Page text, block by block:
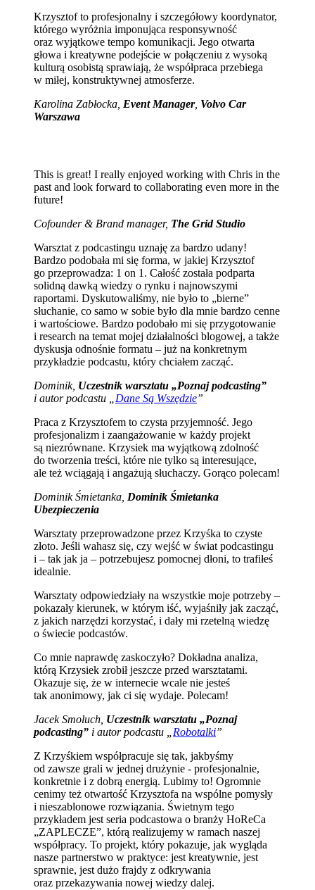
Krzysztof to profesjonalny i szczegółowy koordynator,
którego wyróżnia imponująca responsywność
oraz wyjątkowe tempo komunikacji. Jego otwarta
głowa i kreatywne podejście w połączeniu z wysoką
kulturą osobistą sprawiają, że współpraca przebiega
w miłej, konstruktywnej atmosferze.
Karolina Zabłocka, Event Manager, Volvo Car
Warszawa
This is great! I really enjoyed working with Chris in the
past and look forward to collaborating even more in the
future!
Cofounder & Brand manager, The Grid Studio
Warsztat z podcastingu uznaję za bardzo udany!
Bardzo podobała mi się forma, w jakiej Krzysztof
go przeprowadza: 1 on 1. Całość została podparta
solidną dawką wiedzy o rynku i najnowszymi
raportami. Dyskutowaliśmy, nie było to „bierne”
słuchanie, co samo w sobie było dla mnie bardzo cenne
i wartościowe. Bardzo podobało mi się przygotowanie
i research na temat mojej działalności blogowej, a także
dyskusja odnośnie formatu – już na konkretnym
przykładzie podcastu, który chciałem zacząć.
Dominik, Uczestnik warsztatu „Poznaj podcasting”
i autor podcastu „ Dane Są Wszędzie”
Praca z Krzysztofem to czysta przyjemność. Jego
profesjonalizm i zaangażowanie w każdy projekt
są niezrównane. Krzysiek ma wyjątkową zdolność
do tworzenia treści, które nie tylko są interesujące,
ale też wciągają i angażują słuchaczy. Gorąco polecam!
Dominik Śmietanka, Dominik Śmietanka
Ubezpieczenia
Warsztaty przeprowadzone przez Krzyśka to czyste
złoto. Jeśli wahasz się, czy wejść w świat podcastingu
i – tak jak ja – potrzebujesz pomocnej dłoni, to trafiłeś
idealnie.
Warsztaty odpowiedziały na wszystkie moje potrzeby –
pokazały kierunek, w którym iść, wyjaśniły jak zacząć,
z jakich narzędzi korzystać, i dały mi rzetelną wiedzę
o świecie podcastów.
Co mnie naprawdę zaskoczyło? Dokładna analiza,
którą Krzysiek zrobił jeszcze przed warsztatami.
Okazuje się, że w internecie wcale nie jesteś
tak anonimowy, jak ci się wydaje. Polecam!
Jacek Smoluch, Uczestnik warsztatu „Poznaj
podcasting” i autor podcastu „ Robotalki”
Z Krzyśkiem współpracuje się tak, jakbyśmy
od zawsze grali w jednej drużynie - profesjonalnie,
konkretnie i z dobrą energią. Lubimy to! Ogromnie
cenimy też otwartość Krzysztofa na wspólne pomysły
i nieszablonowe rozwiązania. Świetnym tego
przykładem jest seria podcastowa o branży HoReCa
„ZAPLECZE”, którą realizujemy w ramach naszej
współpracy. To projekt, który pokazuje, jak wygląda
nasze partnerstwo w praktyce: jest kreatywnie, jest
sprawnie, jest dużo frajdy z odkrywania
oraz przekazywania nowej wiedzy dalej.